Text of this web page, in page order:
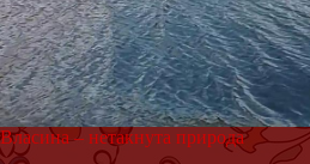
Власина – нетакнута природа